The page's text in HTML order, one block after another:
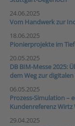
24.06.2025
Vom Handwerk zur
18.06.2025
Pionierprojekte im
20.05.2025
DB BIM-Messe 2025:
dem Weg zur
06.05.2025
Prozess-Simulation –
Kundenreferenz Wirtz
29.04.2025